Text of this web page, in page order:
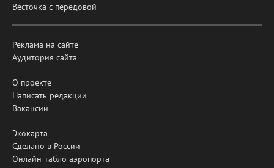
Весточка с передовой
Реклама на сайте
Аудитория сайта
О проекте
Написать редакции
Вакансии
Экокарта
Сделано в России
Онлайн-табло аэропорта